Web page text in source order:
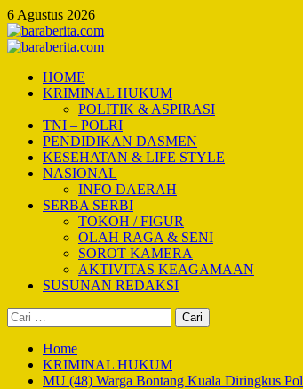
Skip
to
content
6 Agustus 2026
Primary
HOME
KRIMINAL HUKUM
POLITIK & ASPIRASI
TNI – POLRI
PENDIDIKAN DASMEN
KESEHATAN & LIFE STYLE
NASIONAL
INFO DAERAH
SERBA SERBI
TOKOH / FIGUR
OLAH RAGA & SENI
SOROT KAMERA
AKTIVITAS KEAGAMAAN
SUSUNAN REDAKSI
Cari
untuk:
Home
KRIMINAL HUKUM
MU (48) Warga Bontang Kuala Diringkus